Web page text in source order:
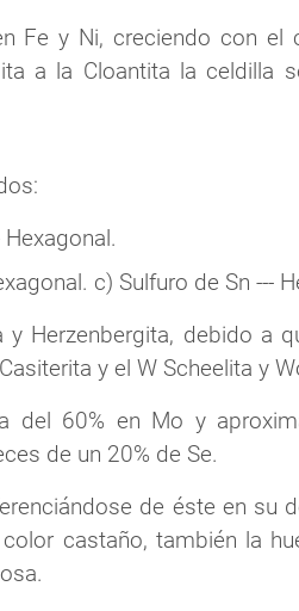
Fe y Ni, creciendo con
a la Cloantita la celdilla
Hexagonal.
c) Sulfuro de Sn ---
Herzenbergita, debido a
y el W Scheelita y
del 60% en Mo y
de un 20% de Se.
de éste en su
castaño, también la